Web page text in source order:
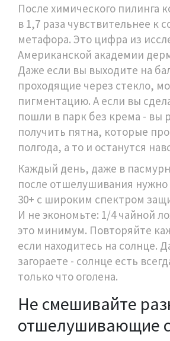
После химического пилинга
в 1,7 раза чувствительнее к
метафора. Это цифра из
Американской академии
Даже если вы выходите на
проходящие через стекло,
пигментацию. А если вы
пошли в парк без крема - вы
получить пятна, которые
полгода, а то и останутся
Каждый день, даже в
после отшелушивания нужно
30+ с широким спектром
И не экономьте: 1/4 чайной
это минимум. Повторяйте
если находитесь на солнце.
загораете - солнце есть
только что оголена.
Не смешивайте
отшелушивающие